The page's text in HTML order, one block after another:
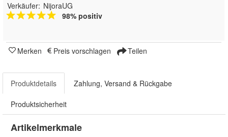
Verkäufer: NijoraUG
98% positiv
Merken Preis vorschlagen Teilen
Produktdetails Zahlung, Versand & Rückgabe
Produktsicherheit
Artikelmerkmale